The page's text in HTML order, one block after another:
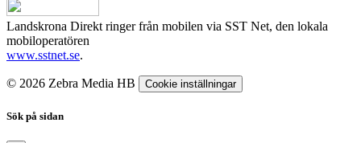
Landskrona Direkt ringer från mobilen via SST Net, den lokala
mobiloperatören
www.sstnet.se.
© 2026 Zebra Media HB Cookie inställningar
Sök på sidan